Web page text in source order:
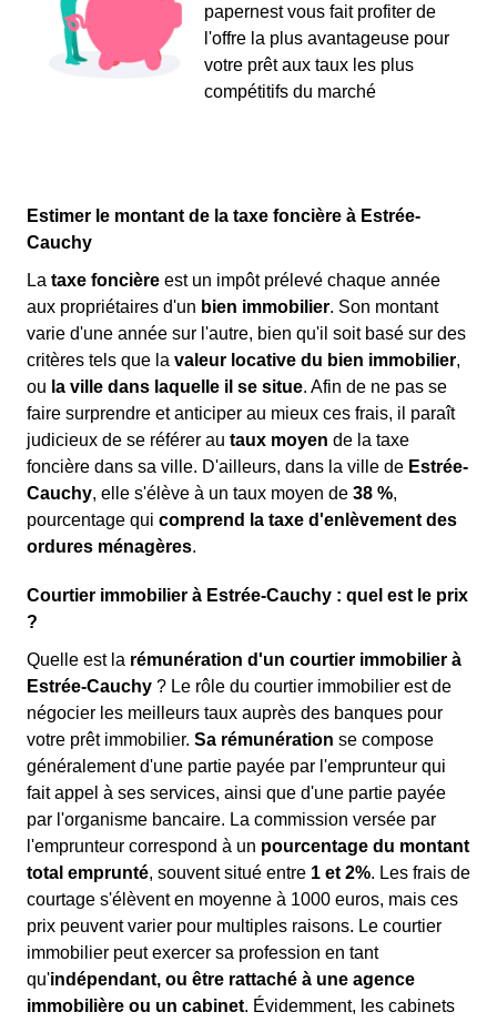
papernest vous fait profiter de
l'offre la plus avantageuse pour
votre prêt aux taux les plus
compétitifs du marché
Estimer le montant de la taxe foncière à Estrée-
Cauchy
La taxe foncière est un impôt prélevé chaque année
aux propriétaires d'un bien immobilier. Son montant
varie d'une année sur l'autre, bien qu'il soit basé sur des
critères tels que la valeur locative du bien immobilier,
ou la ville dans laquelle il se situe. Afin de ne pas se
faire surprendre et anticiper au mieux ces frais, il paraît
judicieux de se référer au taux moyen de la taxe
foncière dans sa ville. D'ailleurs, dans la ville de Estrée-
Cauchy, elle s'élève à un taux moyen de 38 %,
pourcentage qui comprend la taxe d'enlèvement des
ordures ménagères.
Courtier immobilier à Estrée-Cauchy : quel est le prix
?
Quelle est la rémunération d'un courtier immobilier à
Estrée-Cauchy ? Le rôle du courtier immobilier est de
négocier les meilleurs taux auprès des banques pour
votre prêt immobilier. Sa rémunération se compose
généralement d'une partie payée par l'emprunteur qui
fait appel à ses services, ainsi que d'une partie payée
par l'organisme bancaire. La commission versée par
l'emprunteur correspond à un pourcentage du montant
total emprunté, souvent situé entre 1 et 2%. Les frais de
courtage s'élèvent en moyenne à 1000 euros, mais ces
prix peuvent varier pour multiples raisons. Le courtier
immobilier peut exercer sa profession en tant
qu'indépendant, ou être rattaché à une agence
immobilière ou un cabinet. Évidemment, les cabinets